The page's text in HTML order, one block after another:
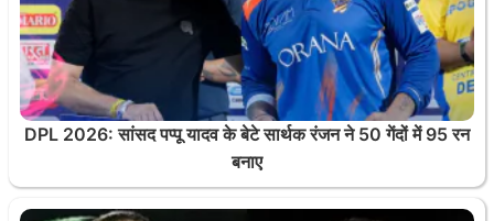
DPL 2026: सांसद पप्पू यादव के बेटे सार्थक रंजन ने 50 गेंदों में 95 रन
बनाए